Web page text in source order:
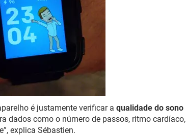
é justamente verificar a qualidade do sono
dados como o número de passos, ritmo cardíaco,
explica Sébastien.